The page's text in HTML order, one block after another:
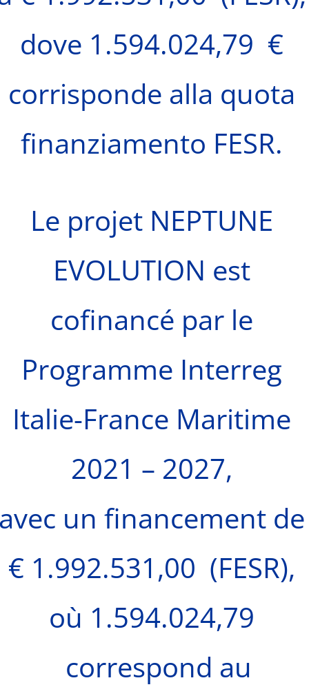
dove 1.594.024,79 €
corrisponde alla quota
finanziamento FESR.
Le projet NEPTUNE
EVOLUTION est
cofinancé par le
Programme Interreg
Italie-France Maritime
2021 – 2027,
un financement de
€ 1.992.531,00 (FESR),
où 1.594.024,79
correspond au